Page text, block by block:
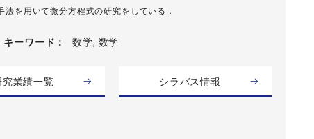
法を用いて微分方程式の研究をしている．
キーワード 数学, 数学
究業績一覧 シラバス情報